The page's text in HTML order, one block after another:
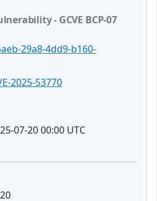
- GCVE BCP-07
29a8-4dd9-b160-
2025-53770
07-20 00:00 UTC